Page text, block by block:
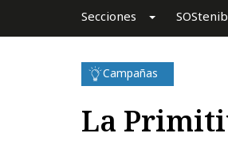
Secciones
Campañas
La